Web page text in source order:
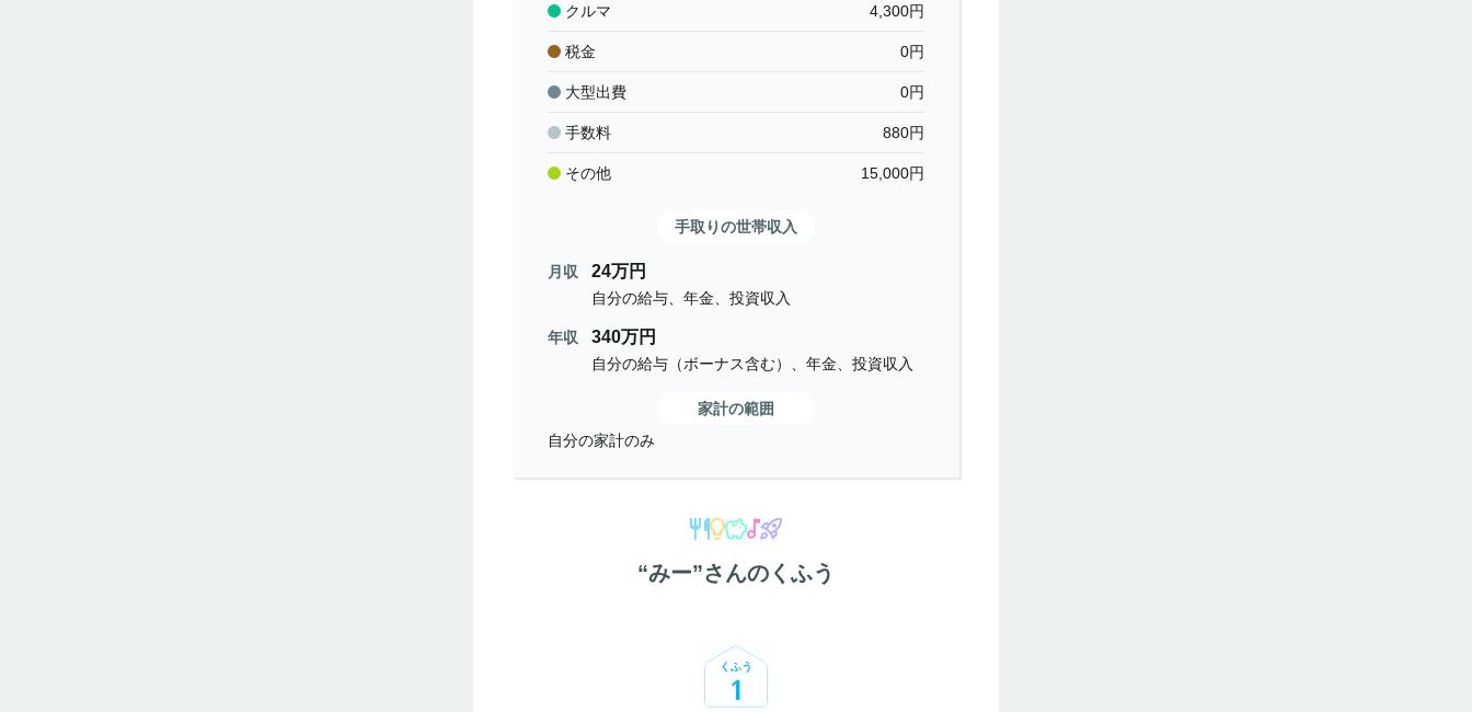
クルマ 4,300円
税金 0円
大型出費 0円
手数料 880円
その他 15,000円
手取りの世帯収入
月収 24万円
自分の給与、年金、投資収入
年収 340万円
自分の給与（ボーナス含む）、年金、投資収入
家計の範囲
自分の家計のみ
“みー”さんのくふう
くふう
1